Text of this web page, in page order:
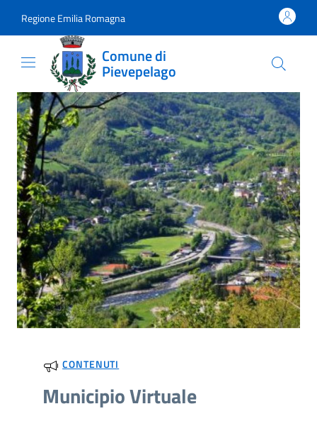
Regione Emilia Romagna
Comune di
Pievepelago
CONTENUTI
Municipio Virtuale